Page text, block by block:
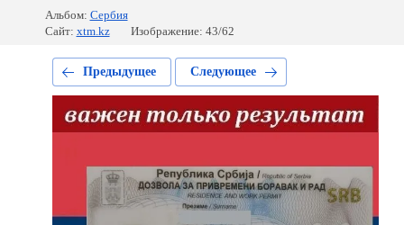
Альбом: Сербия
Сайт: xtm.kz Изображение: 43/62
Предыдущее Следующее